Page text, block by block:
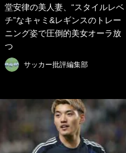
堂安律の美人妻、“スタイルレベ
チ”なキャミ&レギンスのトレー
ニング姿で圧倒的美女オーラ放
つ
サッカー批評編集部